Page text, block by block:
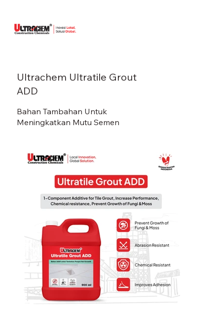
Ultrachem Ultratile Grout
ADD
Bahan Tambahan Untuk
Meningkatkan Mutu Semen